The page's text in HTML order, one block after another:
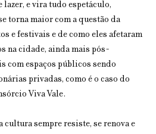
e vira tudo espetáculo,
torna maior com a questão da
e festivais e de como eles afetaram
na cidade, ainda mais pós-
com espaços públicos sendo
privadas, como é o caso do
Viva Vale.
cultura sempre resiste, se renova e